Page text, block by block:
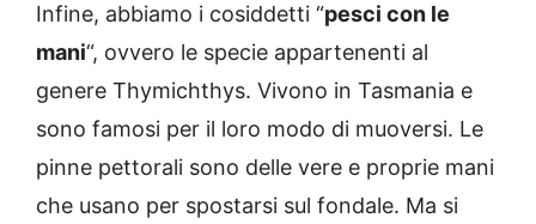
Infine, abbiamo i cosiddetti “pesci con le
mani“, ovvero le specie appartenenti al
genere Thymichthys. Vivono in Tasmania e
sono famosi per il loro modo di muoversi. Le
pinne pettorali sono delle vere e proprie mani
che usano per spostarsi sul fondale. Ma si